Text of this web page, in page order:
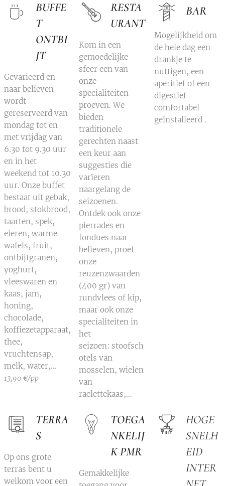
BUFFE
T
ONTBI
JT
Gevarieerd en
naar believen
wordt
gereserveerd van
mondag tot en
met vrijdag van
6.30 tot 9.30 uur
en in het
weekend tot 10.30
uur. Onze buffet
bestaat uit gebak,
brood, stokbrood,
taarten, spek,
eieren, warme
wafels, fruit,
ontbijtgranen,
yoghurt,
vleeswaren en
kaas, jam,
honing,
chocolade,
koffiezetapparaat,
thee,
vruchtensap,
melk, water,...
13,90 €/pp
RESTA
URANT
Kom in een
gemoedelijke
sfeer een van
onze
specialiteiten
proeven. We
bieden
traditionele
gerechten naast
een keur aan
suggesties die
varïeren
naargelang de
seizoenen.
Ontdek ook onze
pierrades en
fondues naar
believen, proef
onze
reuzenzwaarden
(400 gr) van
rundvlees of kip,
maar ook onze
specialiteiten in
het
seizoen: stoofsch
otels van
mosselen, wielen
van
raclettekaas,...
BAR
Mogelijkheid om
de hele dag een
drankje te
nuttigen, een
aperitief of een
digestief
comfortabel
geïnstalleerd .
TERRA
S
Op ons grote
terras bent u
welkom voor een
TOEGA
NKELIJ
K PMR
Gemakkelijke
HOGE
SNELH
EID
INTER